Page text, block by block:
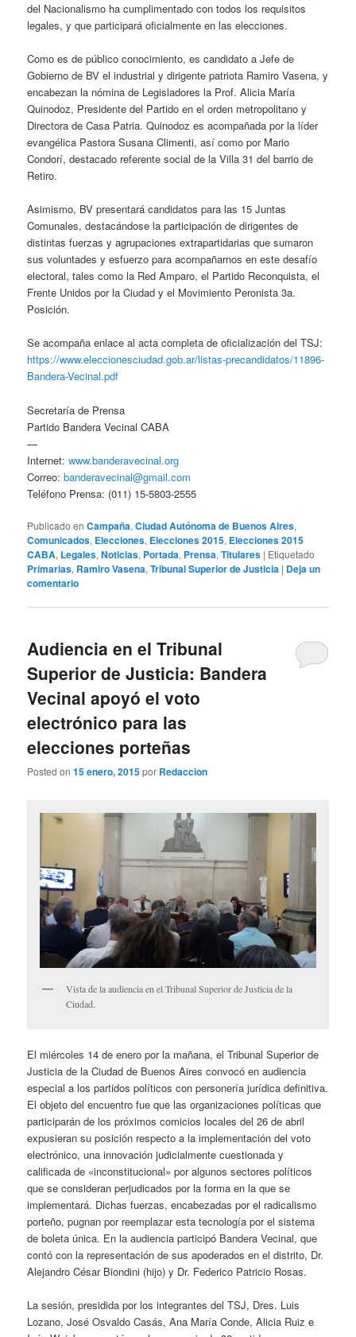
del Nacionalismo ha cumplimentado con todos los requisitos
legales, y que participará oficialmente en las elecciones.
Como es de público conocimiento, es candidato a Jefe de
Gobierno de BV el industrial y dirigente patriota Ramiro Vasena, y
encabezan la nómina de Legisladores la Prof. Alicia María
Quinodoz, Presidente del Partido en el orden metropolitano y
Directora de Casa Patria. Quinodoz es acompañada por la líder
evangélica Pastora Susana Climenti, así como por Mario
Condorí, destacado referente social de la Villa 31 del barrio de
Retiro.
Asimismo, BV presentará candidatos para las 15 Juntas
Comunales, destacándose la participación de dirigentes de
distintas fuerzas y agrupaciones extrapartidarias que sumaron
sus voluntades y esfuerzo para acompañarnos en este desafío
electoral, tales como la Red Amparo, el Partido Reconquista, el
Frente Unidos por la Ciudad y el Movimiento Peronista 3a.
Posición.
Se acompaña enlace al acta completa de oficialización del TSJ:
https://www.eleccionesciudad.gob.ar/listas-precandidatos/11896-
Bandera-Vecinal.pdf
Secretaría de Prensa
Partido Bandera Vecinal CABA
—
Internet:www.banderavecinal.org
Correo:banderavecinal@gmail.com
Teléfono Prensa: (011) 15-5803-2555
Publicado en Campaña,Ciudad Autónoma de Buenos Aires,
Comunicados, Elecciones, Elecciones 2015, Elecciones 2015
CABA, Legales,Noticias, Portada, Prensa,Titulares | Etiquetado
Primarias, Ramiro Vasena,Tribunal Superior de Justicia | Deja un
comentario
Audiencia en el Tribunal
Superior de Justicia: Bandera
Vecinal apoyó el voto
electrónico para las
elecciones porteñas
Posted on15 enero, 2015por Redaccion
Vista de la audiencia en el Tribunal Superior de Justicia de la
Ciudad.
El miércoles 14 de enero por la mañana, el Tribunal Superior de
Justicia de la Ciudad de Buenos Aires convocó en audiencia
especial a los partidos políticos con personería jurídica definitiva.
El objeto del encuentro fue que las organizaciones políticas que
participarán de los próximos comicios locales del 26 de abril
expusieran su posición respecto a la implementación del voto
electrónico, una innovación judicialmente cuestionada y
calificada de «inconstitucional» por algunos sectores políticos
que se consideran perjudicados por la forma en la que se
implementará. Dichas fuerzas, encabezadas por el radicalismo
porteño, pugnan por reemplazar esta tecnología por el sistema
de boleta única. En la audiencia participó Bandera Vecinal, que
contó con la representación de sus apoderados en el distrito, Dr.
Alejandro César Biondini (hijo) y Dr. Federico Patricio Rosas.
La sesión, presidida por los integrantes del TSJ, Dres. Luis
Lozano, José Osvaldo Casás, Ana María Conde, Alicia Ruiz e